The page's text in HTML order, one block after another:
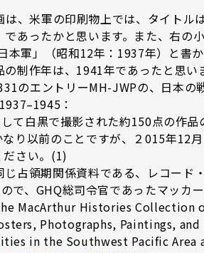
、米軍の印刷物上では、タイトル
あったかと思います。また、右の
軍」（昭和12年：1937年）と書か
制作年は、1941年であったと思い
のエントリーMH-JWPの、日本の
：
て白黒で撮影された約150点の作品
り以前のことですが、２015年12
ださい。(1)
占領期関係資料である、レコード
で、GHQ総司令官であったマッカ
MacArthur Histories Collection
Photographs, Paintings, and
in the Southwest Pacific Area